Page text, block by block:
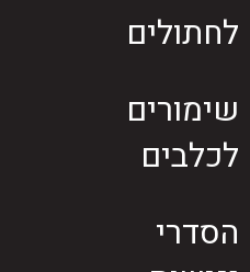
לחתולים
שימורים
לכלבים
הסדרי